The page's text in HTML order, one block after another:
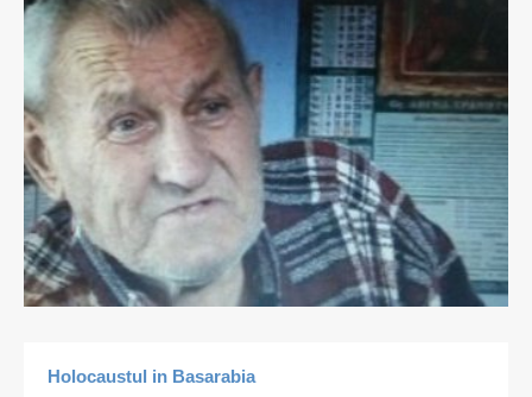
Holocaustul in Basarabia